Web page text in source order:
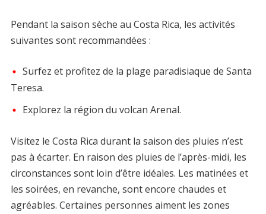
Pendant la saison sèche au Costa Rica, les activités
suivantes sont recommandées :
Surfez et profitez de la plage paradisiaque de Santa
Teresa.
Explorez la région du volcan Arenal.
Visitez le Costa Rica durant la saison des pluies n’est
pas à écarter. En raison des pluies de l’après-midi, les
circonstances sont loin d’être idéales. Les matinées et
les soirées, en revanche, sont encore chaudes et
agréables. Certaines personnes aiment les zones